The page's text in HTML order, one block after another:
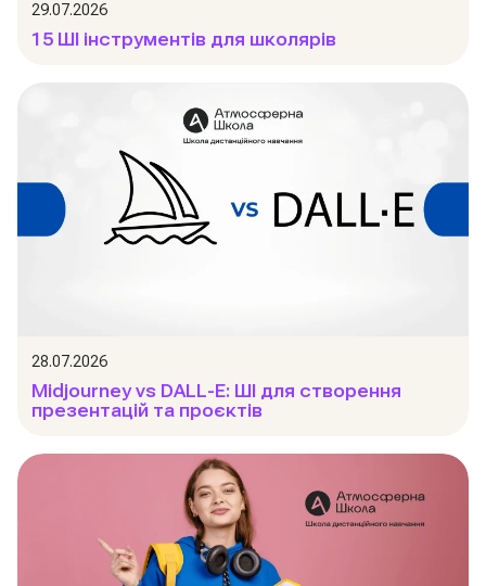
29.07.2026
15 ШІ інструментів для школярів
28.07.2026
Midjourney vs DALL-E: ШІ для створення
презентацій та проєктів